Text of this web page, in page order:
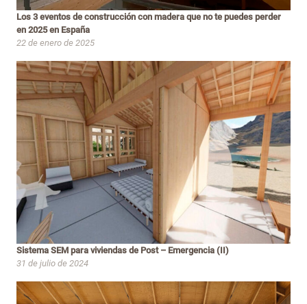
Los 3 eventos de construcción con madera que no te puedes perder
en 2025 en España
22 de enero de 2025
Sistema SEM para viviendas de Post – Emergencia (II)
31 de julio de 2024